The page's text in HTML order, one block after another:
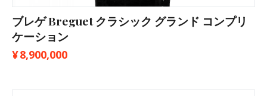
ブレゲ Breguet クラシック グランド コンプリ
ケーション
¥8,900,000